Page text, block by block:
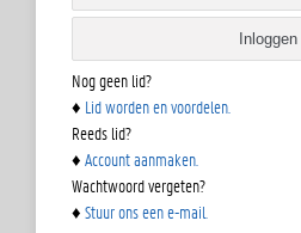
Nog geen lid?
♦ Lid worden en voordelen.
Reeds lid?
♦ Account aanmaken.
Wachtwoord vergeten?
♦ Stuur ons een e-mail.